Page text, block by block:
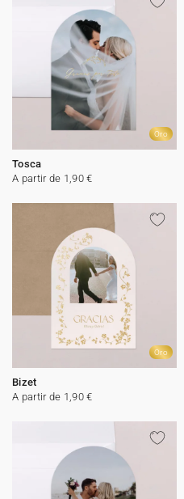
Oro
Tosca
A partir de 1,90 €
Oro
Bizet
A partir de 1,90 €